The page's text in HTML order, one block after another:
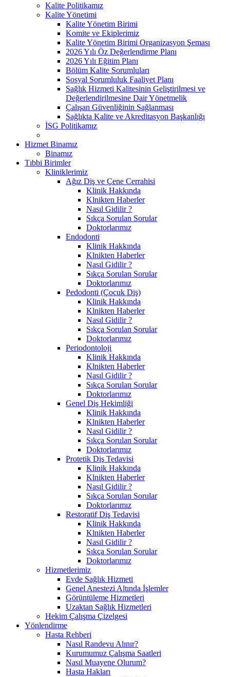
Kalite Politikamız
Kalite Yönetimi
Kalite Yönetim Birimi
Komite ve Ekiplerimiz
Kalite Yönetim Birimi Organizasyon Şeması
2026 Yılı Öz Değerlendirme Planı
2026 Yılı Eğitim Planı
Bölüm Kalite Sorumluları
Sosyal Sorumluluk Faaliyet Planı
Sağlık Hizmeti Kalitesinin Geliştirilmesi ve
Değerlendirilmesine Dair Yönetmelik
Çalışan Güvenliğinin Sağlanması
Sağlıkta Kalite ve Akreditasyon Başkanlığı
İSG Politikamız
Hizmet Binamız
Binamız
Tıbbi Birimler
Kliniklerimiz
Ağız Diş ve Çene Cerrahisi
Klinik Hakkında
Klnikten Haberler
Nasıl Gidilir ?
Sıkça Sorulan Sorular
Doktorlarımız
Endodonti
Klinik Hakkında
Klnikten Haberler
Nasıl Gidilir ?
Sıkça Sorulan Sorular
Doktorlarımız
Pedodonti (Çocuk Diş)
Klinik Hakkında
Klnikten Haberler
Nasıl Gidilir ?
Sıkça Sorulan Sorular
Doktorlarımız
Periodontoloji
Klinik Hakkında
Klnikten Haberler
Nasıl Gidilir ?
Sıkça Sorulan Sorular
Doktorlarımız
Genel Diş Hekimliği
Klinik Hakkında
Klnikten Haberler
Nasıl Gidilir ?
Sıkça Sorulan Sorular
Doktorlarımız
Protetik Diş Tedavisi
Klinik Hakkında
Klnikten Haberler
Nasıl Gidilir ?
Sıkça Sorulan Sorular
Doktorlarımız
Restoratif Diş Tedavisi
Klinik Hakkında
Klnikten Haberler
Nasıl Gidilir ?
Sıkça Sorulan Sorular
Doktorlarımız
Hizmetlerimiz
Evde Sağlık Hizmeti
Genel Anestezi Altında İşlemler
Görüntüleme Hizmetleri
Uzaktan Sağlık Hizmetleri
Hekim Çalışma Çizelgesi
Yönlendirme
Hasta Rehberi
Nasıl Randevu Alınır?
Kurumumuz Çalışma Saatleri
Nasıl Muayene Olurum?
Hasta Hakları